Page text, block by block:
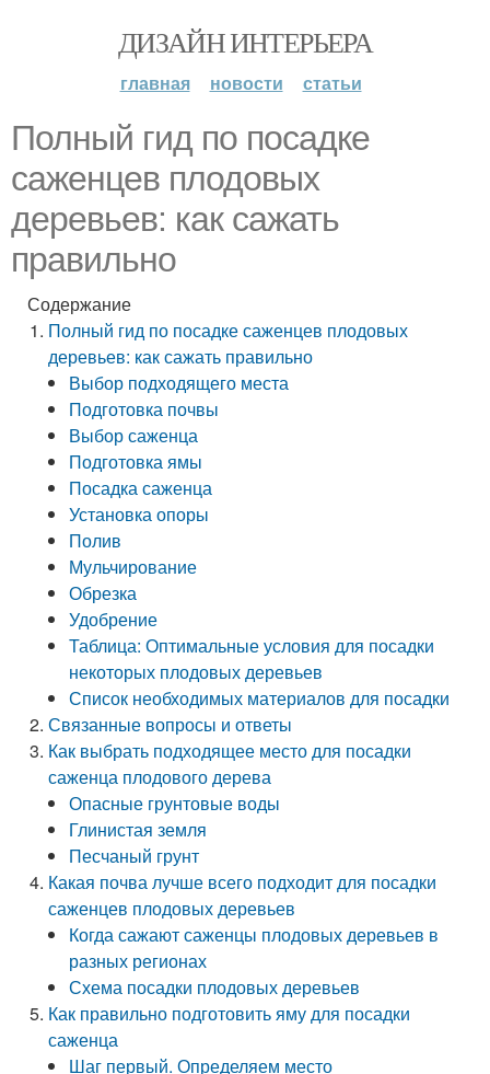
ДИЗАЙН ИНТЕРЬЕРА
главная новости статьи
Полный гид по посадке
саженцев плодовых
деревьев: как сажать
правильно
Содержание
Полный гид по посадке саженцев плодовых
деревьев: как сажать правильно
Выбор подходящего места
Подготовка почвы
Выбор саженца
Подготовка ямы
Посадка саженца
Установка опоры
Полив
Мульчирование
Обрезка
Удобрение
Таблица: Оптимальные условия для посадки
некоторых плодовых деревьев
Список необходимых материалов для посадки
Связанные вопросы и ответы
Как выбрать подходящее место для посадки
саженца плодового дерева
Опасные грунтовые воды
Глинистая земля
Песчаный грунт
Какая почва лучше всего подходит для посадки
саженцев плодовых деревьев
Когда сажают саженцы плодовых деревьев в
разных регионах
Схема посадки плодовых деревьев
Как правильно подготовить яму для посадки
саженца
Шаг первый. Определяем место